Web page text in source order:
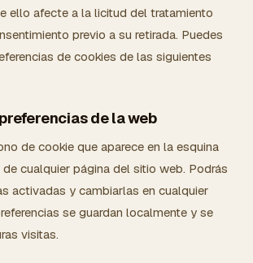
ello afecte a la licitud del tratamiento
previo a su retirada. Puedes
de cookies de las siguientes
de la web
de cookie que aparece en la esquina
de cualquier página del sitio web. Podrás
activadas y cambiarlas en cualquier
se guardan localmente y se
visitas.